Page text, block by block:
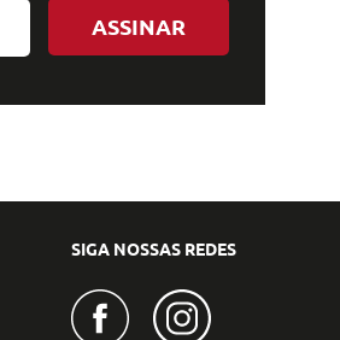
ASSINAR
SIGA NOSSAS REDES